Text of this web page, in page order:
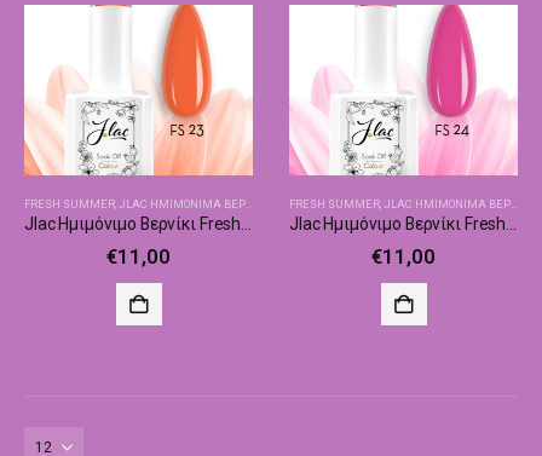
FRESH SUMMER,JLAC ΗΜΙΜΌΝΙΜΑ ΒΕΡΝΊΚΙΑ
Jlac Ημιμόνιμο Βερνίκι Fresh Summer 23
€11,00
FRESH SUMMER,JLAC ΗΜΙΜΌΝΙΜΑ ΒΕΡΝΊΚΙΑ
Jlac Ημιμόνιμο Βερνίκι Fresh Summer 24
€11,00